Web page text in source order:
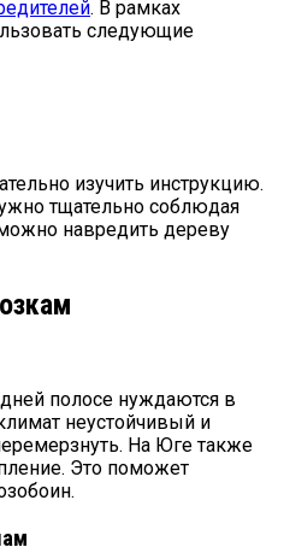
. В рамках
следующие
изучить инструкцию.
тщательно соблюдая
навредить дереву
полосе нуждаются в
неустойчивый и
На Юге также
Это поможет